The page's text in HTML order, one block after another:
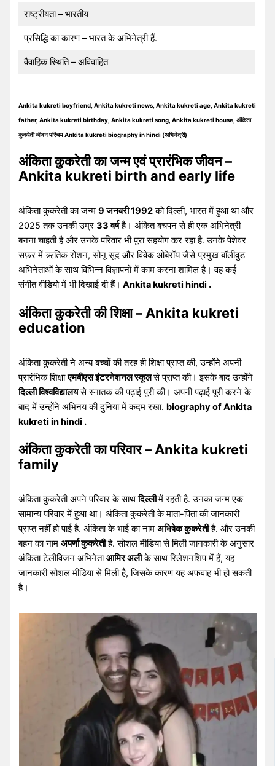
राष्ट्रीयता – भारतीय
प्रसिद्धि का कारण – भारत के अभिनेत्री हैं.
वैवाहिक स्थिति – अविवाहित
Ankita kukreti boyfriend, Ankita kukreti news, Ankita kukreti age, Ankita kukreti
father, Ankita kukreti birthday, Ankita kukreti song, Ankita kukreti house, अंकिता
कुकरेती जीवन परिचय Ankita kukreti biography in hindi (अभिनेत्री)
अंकिता कुकरेती का जन्म एवं प्रारंभिक जीवन –
Ankita kukreti birth and early life
अंकिता कुकरेती का जन्म9 जनवरी 1992को दिल्ली, भारत में हुआ था और
2025 तक उनकी उम्र33 वर्षहै। अंकित बचपन से ही एक अभिनेत्री
बनना चाहती है और उनके परिवार भी पूरा सहयोग कर रहा है. उनके पेशेवर
सफ़र में ऋतिक रोशन, सोनू सूद और विवेक ओबेरॉय जैसे प्रमुख बॉलीवुड
अभिनेताओं के साथ विभिन्न विज्ञापनों में काम करना शामिल है। वह कई
संगीत वीडियो में भी दिखाई दी हैं। Ankita kukreti hindi .
अंकिता कुकरेती की शिक्षा – Ankita kukreti
education
अंकिता कुकरेती ने अन्य बच्चों की तरह ही शिक्षा प्राप्त की, उन्होंने अपनी
प्रारंभिक शिक्षाएमबीएस इंटरनेशनल स्कूलसे प्राप्त की। इसके बाद उन्होंने
दिल्ली विश्वविद्यालयसे स्नातक की पढ़ाई पूरी की। अपनी पढ़ाई पूरी करने के
बाद में उन्होंने अभिनय की दुनिया में कदम रखा. biography of Ankita
kukreti in hindi .
अंकिता कुकरेती का परिवार – Ankita kukreti
family
अंकिता कुकरेती अपने परिवार के साथदिल्लीमें रहती है. उनका जन्म एक
सामान्य परिवार में हुआ था। अंकिता कुकरेती के माता-पिता की जानकारी
प्राप्त नहीं हो पाई है. अंकिता के भाई का नामअभिषेक कुकरेतीहै. और उनकी
बहन का नामअपर्णा कुकरेतीहै. सोशल मीडिया से मिली जानकारी के अनुसार
अंकिता टेलीविजन अभिनेताआमिर अलीके साथ रिलेशनशिप में हैं, यह
जानकारी सोशल मीडिया से मिली है, जिसके कारण यह अफवाह भी हो सकती
है।